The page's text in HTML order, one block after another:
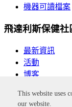
This website uses
our website.
機器可讀檔案
飛達利斯保健社
最新資訊
活動
博客
按一下此連